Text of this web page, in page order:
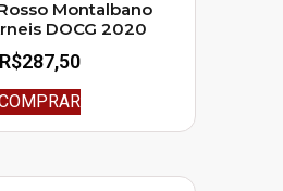
Montalbano
DOCG 2020
R$287,50